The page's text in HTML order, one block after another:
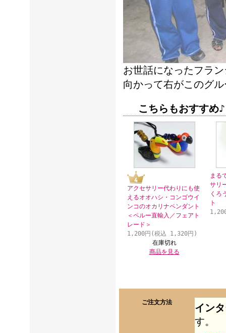
お世話になったフラ
向かって右がこのグ
こちらもおすすめ♪
アクセサリー代わりにも使
えるオオハシ・コンゴウイ
ンコのオカリナペンダント
＜ペルー直輸入／フェアト
レード＞
1,200円(税込 1,320円)
在庫切れ
商品を見る
まる
サリ
くろ
ト
ご注文方法
イン
す。